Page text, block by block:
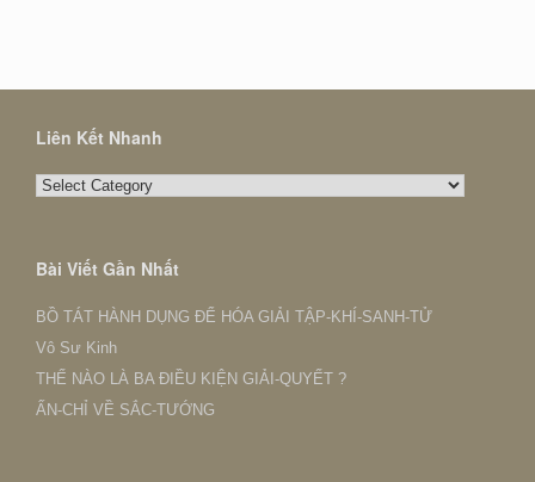
Liên Kết Nhanh
Liên
Bài Viết Gần Nhất
BỒ TÁT HÀNH DỤNG ĐỂ HÓA GIẢI TẬP-KHÍ-SANH-TỬ
Vô Sư Kinh
THẾ NÀO LÀ BA ĐIỀU KIỆN GIẢI-QUYẾT ?
ẤN-CHỈ VỀ SẮC-TƯỚNG